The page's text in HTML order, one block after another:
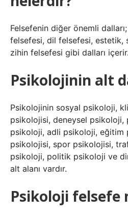
Felsefenin diğer önemli
felsefesi, dil felsefesi, estetik,
zihin felsefesi gibi dalları içerir.
Psikolojinin alt
Psikolojinin sosyal psikoloji,
psikolojisi, deneysel psikoloji,
psikoloji, adli psikoloji, eğitim
psikolojisi, spor psikolojisi,
psikoloji, politik psikoloji ve
alt alanı vardır.
Psikoloji felsefe